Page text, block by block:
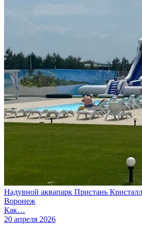
Надувной аквапарк Пристань Кристалл
Воронеж
Как…
20 апреля 2026